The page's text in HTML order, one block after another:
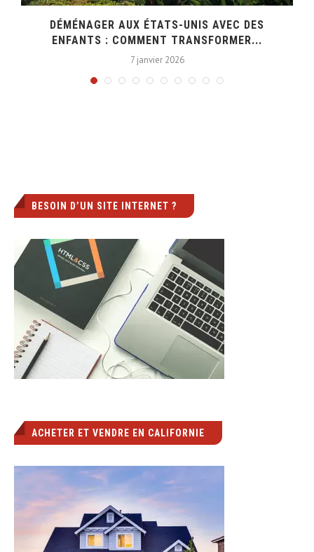
DÉMÉNAGER AUX ÉTATS-UNIS AVEC DES
ENFANTS : COMMENT TRANSFORMER...
7 janvier 2026
BESOIN D’UN SITE INTERNET ?
ACHETER ET VENDRE EN CALIFORNIE